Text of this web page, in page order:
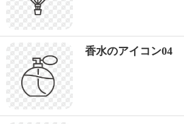
香水のアイコン04